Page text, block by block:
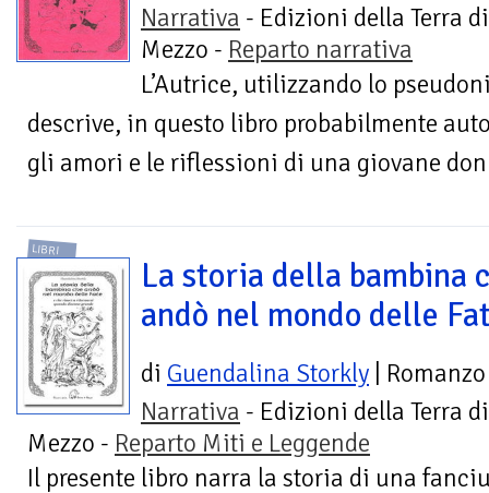
Narrativa - Edizioni della Terra di
Mezzo - Reparto narrativa
L’Autrice, utilizzando lo
descrive, in questo libro probabilmente
gli amori e le riflessioni di una giovane
LIBRI
La storia della bambina
andò nel mondo delle
di Guendalina Storkly | Romanzo
Narrativa - Edizioni della Terra di
Mezzo - Reparto Miti e Leggende
Il presente libro narra la storia di una